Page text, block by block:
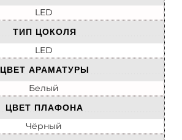
LED
ТИП ЦОКОЛЯ
LED
ЦВЕТ АРАМАТУРЫ
Белый
ЦВЕТ ПЛАФОНА
Чёрный